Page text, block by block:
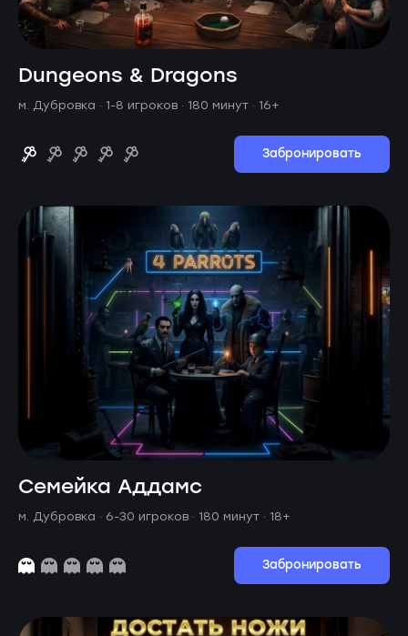
Dungeons & Dragons
м. Дубровка · 1-8 игроков · 180 минут · 16+
Забронировать
Семейка Аддамс
м. Дубровка · 6-30 игроков · 180 минут · 18+
Забронировать